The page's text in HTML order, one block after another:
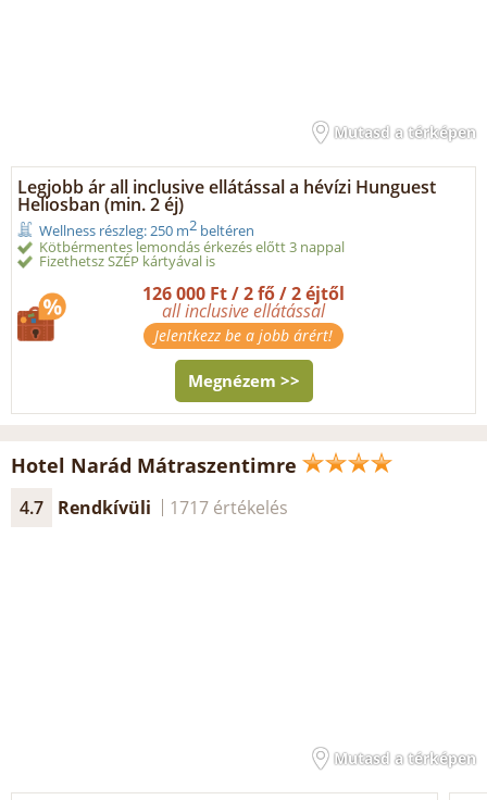
Mutasd a térképen
Legjobb ár all inclusive ellátással a hévízi Hunguest
Heliosban (min. 2 éj)
Wellness részleg: 250 m2 beltéren
Kötbérmentes lemondás érkezés előtt 3 nappal
Fizethetsz SZÉP kártyával is
126 000 Ft / 2 fő / 2 éjtől
all inclusive ellátással
Jelentkezz be a jobb árért!
Megnézem >>
Hotel Narád Mátraszentimre
4.7 Rendkívüli 1717 értékelés
Mutasd a térképen